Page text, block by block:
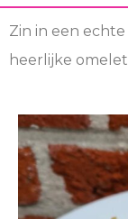
Zin in een
heerlijke